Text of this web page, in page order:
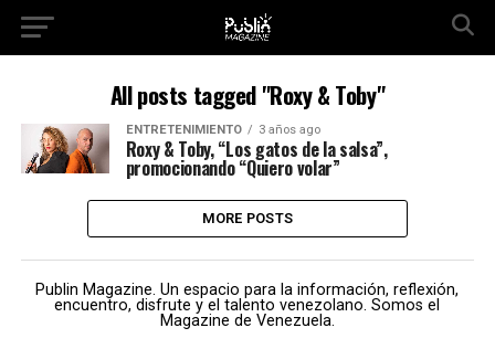
All posts tagged "Roxy & Toby"
ENTRETENIMIENTO 3 años ago
Roxy & Toby, “Los gatos de la salsa”,
promocionando “Quiero volar”
MORE POSTS
Publin Magazine. Un espacio para la información, reflexión,
encuentro, disfrute y el talento venezolano. Somos el
Magazine de Venezuela.